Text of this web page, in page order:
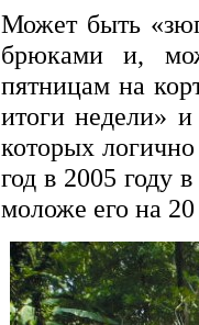
Может быть
брюками и,
пятницам на
итоги недели»
которых
год в 2005 году
моложе его на 20